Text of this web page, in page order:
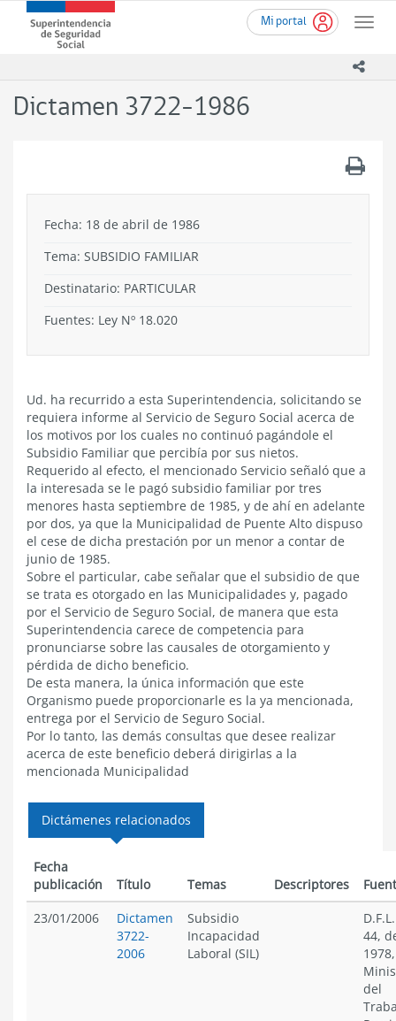
contenido
Mi portal
Toggle
Superintendencia
de
-
Dictamen 3722-1986
Fecha: 18 de abril de 1986
Tema: SUBSIDIO FAMILIAR
Destinatario: PARTICULAR
Fuentes: Ley Nº 18.020
Ud. ha recurrido a esta Superintendencia, solicitando se
requiera informe al Servicio de Seguro Social acerca de
los motivos por los cuales no continuó pagándole el
Subsidio Familiar que percibía por sus nietos.
Requerido al efecto, el mencionado Servicio señaló que a
la interesada se le pagó subsidio familiar por tres
menores hasta septiembre de 1985, y de ahí en adelante
por dos, ya que la Municipalidad de Puente Alto dispuso
el cese de dicha prestación por un menor a contar de
junio de 1985.
Sobre el particular, cabe señalar que el subsidio de que
se trata es otorgado en las Municipalidades y, pagado
por el Servicio de Seguro Social, de manera que esta
Superintendencia carece de competencia para
pronunciarse sobre las causales de otorgamiento y
pérdida de dicho beneficio.
De esta manera, la única información que este
Organismo puede proporcionarle es la ya mencionada,
entrega por el Servicio de Seguro Social.
Por lo tanto, las demás consultas que desee realizar
acerca de este beneficio deberá dirigirlas a la
mencionada Municipalidad
Dictámenes relacionados
Fecha
publicación
Título Temas Descriptores
23/01/2006
Dictamen
3722-
2006
Subsidio
Incapacidad
Laboral (SIL)
44,
del